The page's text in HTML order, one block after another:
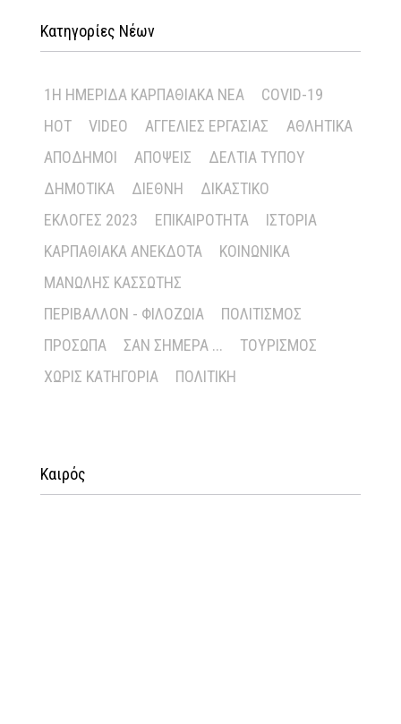
Κατηγορίες Νέων
1Η ΗΜΕΡΊΔΑ ΚΑΡΠΑΘΙΑΚΆ ΝΈΑ
COVID-19
HOT
VIDEO ΑΓΓΕΛΊΕΣ ΕΡΓΑΣΊΑΣ
ΑΘΛΗΤΙΚΆ
ΑΠΌΔΗΜΟΙ
ΑΠΌΨΕΙΣ
ΔΕΛΤΊΑ ΤΎΠΟΥ
ΔΗΜΟΤΙΚΆ
ΔΙΕΘΝΉ
ΔΙΚΑΣΤΙΚΌ
ΕΚΛΟΓΈΣ 2023
ΕΠΙΚΑΙΡΌΤΗΤΑ
ΙΣΤΟΡΊΑ
ΚΑΡΠΑΘΙΑΚΆ ΑΝΈΚΔΟΤΑ
ΚΟΙΝΩΝΙΚΆ
ΜΑΝΏΛΗΣ ΚΑΣΣΏΤΗΣ
ΠΕΡΙΒΆΛΛΟΝ - ΦΙΛΟΖΩΊΑ
ΠΟΛΙΤΙΣΜΌΣ
ΠΡΌΣΩΠΑ
ΣΑΝ ΣΉΜΕΡΑ ...
ΤΟΥΡΙΣΜΌΣ
ΧΩΡΊΣ ΚΑΤΗΓΟΡΊΑ
ΠΟΛΙΤΙΚΉ
Καιρός